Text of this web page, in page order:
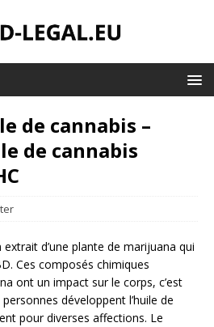
de cannabis –
de cannabis
extrait d’une plante de marijuana qui
Ces composés chimiques
ont un impact sur le corps, c’est
développent l’huile de
pour diverses affections. Le